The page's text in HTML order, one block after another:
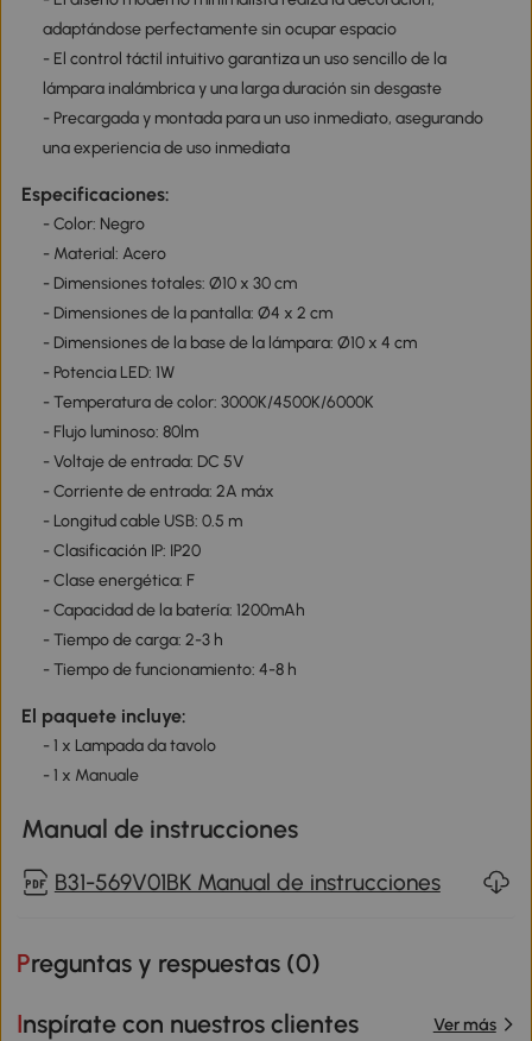
adaptándose perfectamente sin ocupar espacio
- El control táctil intuitivo garantiza un uso sencillo de la
lámpara inalámbrica y una larga duración sin desgaste
- Precargada y montada para un uso inmediato, asegurando
una experiencia de uso inmediata
Especificaciones:
- Color: Negro
- Material: Acero
- Dimensiones totales: Ø10 x 30 cm
- Dimensiones de la pantalla: Ø4 x 2 cm
- Dimensiones de la base de la lámpara: Ø10 x 4 cm
- Potencia LED: 1W
- Temperatura de color: 3000K/4500K/6000K
- Flujo luminoso: 80lm
- Voltaje de entrada: DC 5V
- Corriente de entrada: 2A máx
- Longitud cable USB: 0.5 m
- Clasificación IP: IP20
- Clase energética: F
- Capacidad de la batería: 1200mAh
- Tiempo de carga: 2-3 h
- Tiempo de funcionamiento: 4-8 h
El paquete incluye:
- 1 x Lampada da tavolo
- 1 x Manuale
Manual de instrucciones
B31-569V01BK Manual de instrucciones
Preguntas y respuestas (0)
Inspírate con nuestros clientes Ver más